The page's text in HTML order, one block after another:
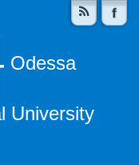
Odessa
University